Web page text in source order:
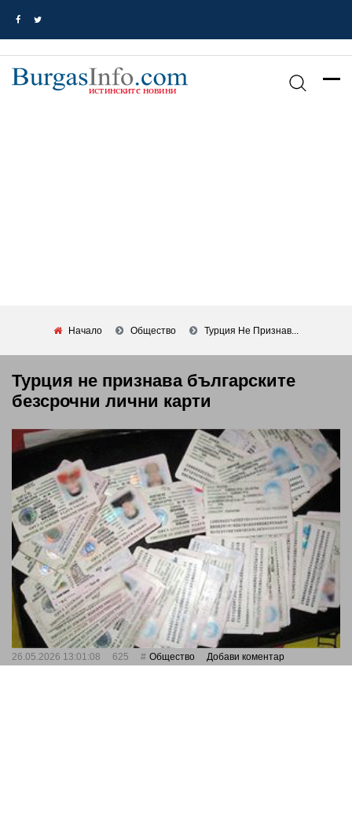
Начало Общество Турция Не Признав...
Турция не признава българските
безсрочни лични карти
26.05.2026 13:01:08 625 Общество Добави коментар